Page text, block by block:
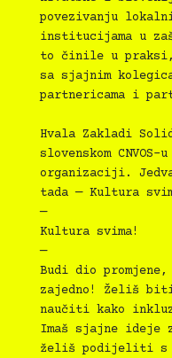
povezivanju
institucijama u
to činile u praksi,
sa sjajnim
partnericama i
Hvala Zakladi
slovenskom
organizaciji.
tada — Kultura
—
Kultura svima!
—
Budi dio
zajedno! Želiš
naučiti kako
Imaš sjajne ideje
želiš podijeliti s